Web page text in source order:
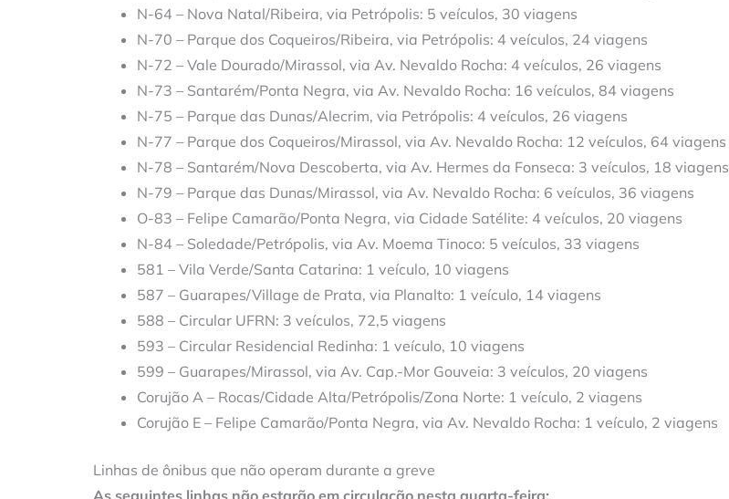
N-64 – Nova Natal/Ribeira, via Petrópolis: 5 veículos, 30 viagens
N-70 – Parque dos Coqueiros/Ribeira, via Petrópolis: 4 veículos, 24 viagens
N-72 – Vale Dourado/Mirassol, via Av. Nevaldo Rocha: 4 veículos, 26 viagens
N-73 – Santarém/Ponta Negra, via Av. Nevaldo Rocha: 16 veículos, 84 viagens
N-75 – Parque das Dunas/Alecrim, via Petrópolis: 4 veículos, 26 viagens
N-77 – Parque dos Coqueiros/Mirassol, via Av. Nevaldo Rocha: 12 veículos, 64 viagens
N-78 – Santarém/Nova Descoberta, via Av. Hermes da Fonseca: 3 veículos, 18 viagens
N-79 – Parque das Dunas/Mirassol, via Av. Nevaldo Rocha: 6 veículos, 36 viagens
O-83 – Felipe Camarão/Ponta Negra, via Cidade Satélite: 4 veículos, 20 viagens
N-84 – Soledade/Petrópolis, via Av. Moema Tinoco: 5 veículos, 33 viagens
581 – Vila Verde/Santa Catarina: 1 veículo, 10 viagens
587 – Guarapes/Village de Prata, via Planalto: 1 veículo, 14 viagens
588 – Circular UFRN: 3 veículos, 72,5 viagens
593 – Circular Residencial Redinha: 1 veículo, 10 viagens
599 – Guarapes/Mirassol, via Av. Cap.-Mor Gouveia: 3 veículos, 20 viagens
Corujão A – Rocas/Cidade Alta/Petrópolis/Zona Norte: 1 veículo, 2 viagens
Corujão E – Felipe Camarão/Ponta Negra, via Av. Nevaldo Rocha: 1 veículo, 2 viagens
Linhas de ônibus que não operam durante a greve